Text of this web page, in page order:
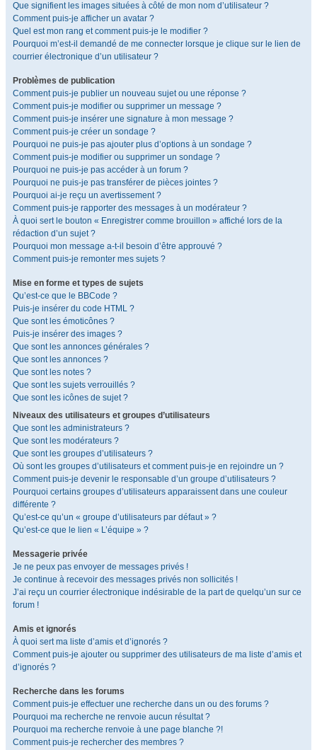
Que signifient les images situées à côté de mon nom d’utilisateur ?
Comment puis-je afficher un avatar ?
Quel est mon rang et comment puis-je le modifier ?
Pourquoi m’est-il demandé de me connecter lorsque je clique sur le lien de
courrier électronique d’un utilisateur ?
Problèmes de publication
Comment puis-je publier un nouveau sujet ou une réponse ?
Comment puis-je modifier ou supprimer un message ?
Comment puis-je insérer une signature à mon message ?
Comment puis-je créer un sondage ?
Pourquoi ne puis-je pas ajouter plus d’options à un sondage ?
Comment puis-je modifier ou supprimer un sondage ?
Pourquoi ne puis-je pas accéder à un forum ?
Pourquoi ne puis-je pas transférer de pièces jointes ?
Pourquoi ai-je reçu un avertissement ?
Comment puis-je rapporter des messages à un modérateur ?
À quoi sert le bouton « Enregistrer comme brouillon » affiché lors de la
rédaction d’un sujet ?
Pourquoi mon message a-t-il besoin d’être approuvé ?
Comment puis-je remonter mes sujets ?
Mise en forme et types de sujets
Qu’est-ce que le BBCode ?
Puis-je insérer du code HTML ?
Que sont les émoticônes ?
Puis-je insérer des images ?
Que sont les annonces générales ?
Que sont les annonces ?
Que sont les notes ?
Que sont les sujets verrouillés ?
Que sont les icônes de sujet ?
Niveaux des utilisateurs et groupes d’utilisateurs
Que sont les administrateurs ?
Que sont les modérateurs ?
Que sont les groupes d’utilisateurs ?
Où sont les groupes d’utilisateurs et comment puis-je en rejoindre un ?
Comment puis-je devenir le responsable d’un groupe d’utilisateurs ?
Pourquoi certains groupes d’utilisateurs apparaissent dans une couleur
différente ?
Qu’est-ce qu’un « groupe d’utilisateurs par défaut » ?
Qu’est-ce que le lien « L’équipe » ?
Messagerie privée
Je ne peux pas envoyer de messages privés !
Je continue à recevoir des messages privés non sollicités !
J’ai reçu un courrier électronique indésirable de la part de quelqu’un sur ce
forum !
Amis et ignorés
À quoi sert ma liste d’amis et d’ignorés ?
Comment puis-je ajouter ou supprimer des utilisateurs de ma liste d’amis et
d’ignorés ?
Recherche dans les forums
Comment puis-je effectuer une recherche dans un ou des forums ?
Pourquoi ma recherche ne renvoie aucun résultat ?
Pourquoi ma recherche renvoie à une page blanche ?!
Comment puis-je rechercher des membres ?